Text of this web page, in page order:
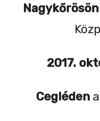
Nagykőrösön
2017.
Cegléden